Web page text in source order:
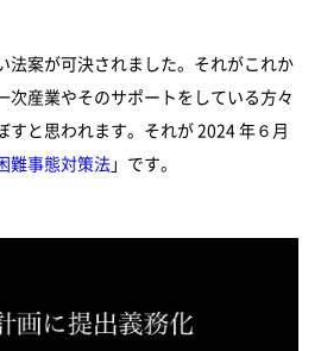
法案が可決されました。それがこれか
次産業やそのサポートをしている方々
すと思われます。それが 2024 年６月
難事態対策法 」です。